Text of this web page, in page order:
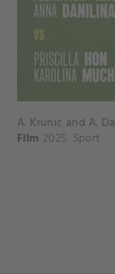
Film 2025 Sport